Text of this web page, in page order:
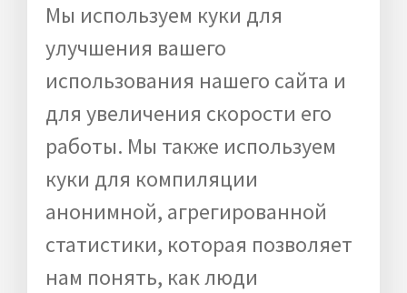
Мы используем куки для
улучшения вашего
использования нашего сайта и
для увеличения скорости его
работы. Мы также используем
куки для компиляции
анонимной, агрегированной
статистики, которая позволяет
нам понять, как люди